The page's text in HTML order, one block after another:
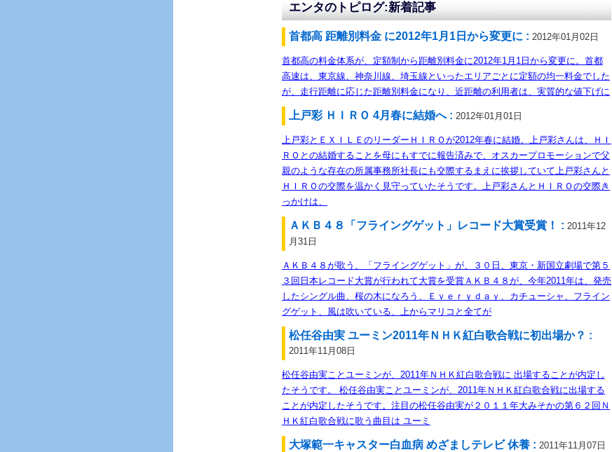
エンタのトピログ:新着記事
首都高 距離別料金 に2012年1月1日から変更に : 2012年01月02日
首都高の料金体系が、定額制から距離別料金に2012年1月1日から変更に。首都
高速は、東京線、神奈川線、埼玉線といったエリアごとに定額の均一料金でした
が、走行距離に応じた距離別料金になり、近距離の利用者は、実質的な値下げに
上戸彩 ＨＩＲＯ 4月春に結婚へ : 2012年01月01日
上戸彩とＥＸＩＬＥのリーダーＨＩＲＯが2012年春に結婚。上戸彩さんは、ＨＩ
ＲＯとの結婚することを母にもすでに報告済みで、オスカープロモーションで父
親のような存在の所属事務所社長にも交際するまえに挨拶していて上戸彩さんと
ＨＩＲＯの交際を温かく見守っていたそうです。上戸彩さんとＨＩＲＯの交際き
っかけは、
ＡＫＢ４８「フライングゲット」レコード大賞受賞！ : 2011年12
月31日
ＡＫＢ４８が歌う、「フライングゲット」が、３０日、東京・新国立劇場で第５
３回日本レコード大賞が行われて大賞を受賞ＡＫＢ４８が、今年2011年は、発売
したシングル曲、桜の木になろう、Ｅｖｅｒｙｄａｙ、カチューシャ、フライン
グゲット、風は吹いている、上からマリコと全てが
松任谷由実 ユーミン2011年ＮＨＫ紅白歌合戦に初出場か？ :
2011年11月08日
松任谷由実ことユーミンが、2011年ＮＨＫ紅白歌合戦に 出場することが内定し
たそうです。 松任谷由実ことユーミンが、2011年ＮＨＫ紅白歌合戦に出場する
ことが内定したそうです。注目の松任谷由実が２０１１年大みそかの第６２回Ｎ
ＨＫ紅白歌合戦に歌う曲目は ユーミ
大塚範一キャスター白血病 めざましテレビ 休養 : 2011年11月07日